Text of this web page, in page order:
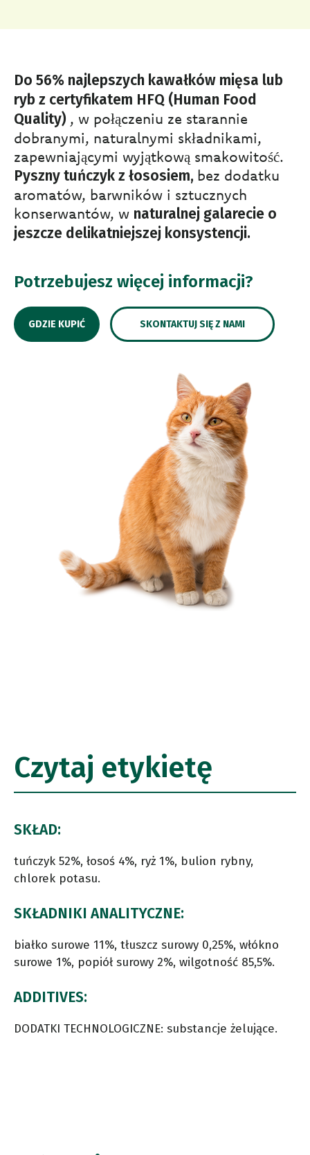
Do 56% najlepszych kawałków mięsa lub
ryb z certyfikatem HFQ (Human Food
Quality) , w połączeniu ze starannie
dobranymi, naturalnymi składnikami,
zapewniającymi wyjątkową smakowitość.
Pyszny tuńczyk z łososiem, bez dodatku
aromatów, barwników i sztucznych
konserwantów, w naturalnej galarecie o
jeszcze delikatniejszej konsystencji.
Potrzebujesz więcej informacji?
GDZIE KUPIĆ SKONTAKTUJ SIĘ Z NAMI
Czytaj etykietę
SKŁAD:
tuńczyk 52%, łosoś 4%, ryż 1%, bulion rybny,
chlorek potasu.
SKŁADNIKI ANALITYCZNE:
białko surowe 11%, tłuszcz surowy 0,25%, włókno
surowe 1%, popiół surowy 2%, wilgotność 85,5%.
ADDITIVES:
DODATKI TECHNOLOGICZNE: substancje żelujące.